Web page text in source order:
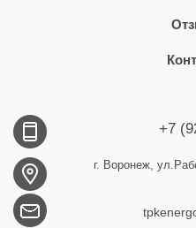
+7
г. Воронеж,